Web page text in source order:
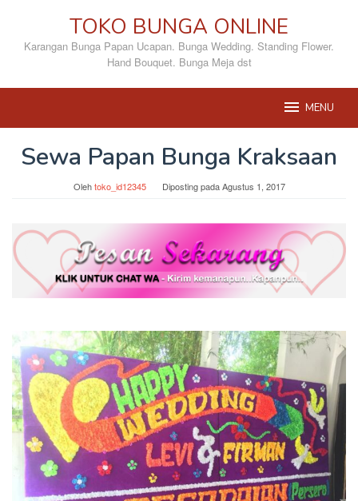
konten
TOKO BUNGA ONLINE
Karangan Bunga Papan Ucapan. Bunga Wedding. Standing Flower.
Hand Bouquet. Bunga Meja dst
MENU
Sewa Papan Bunga Kraksaan
Olehtoko_id12345 Diposting padaAgustus 1, 2017